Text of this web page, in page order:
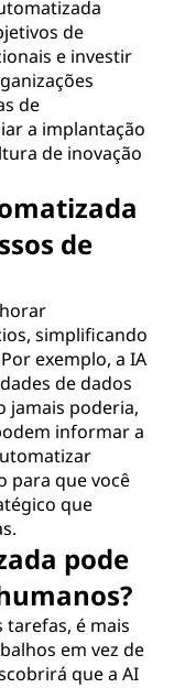
de
e investir
de
a implantação
de inovação
de
simplificando
exemplo, a IA
de dados
jamais poderia,
informar a
para que você
que
pode
tarefas, é mais
em vez de
que a AI